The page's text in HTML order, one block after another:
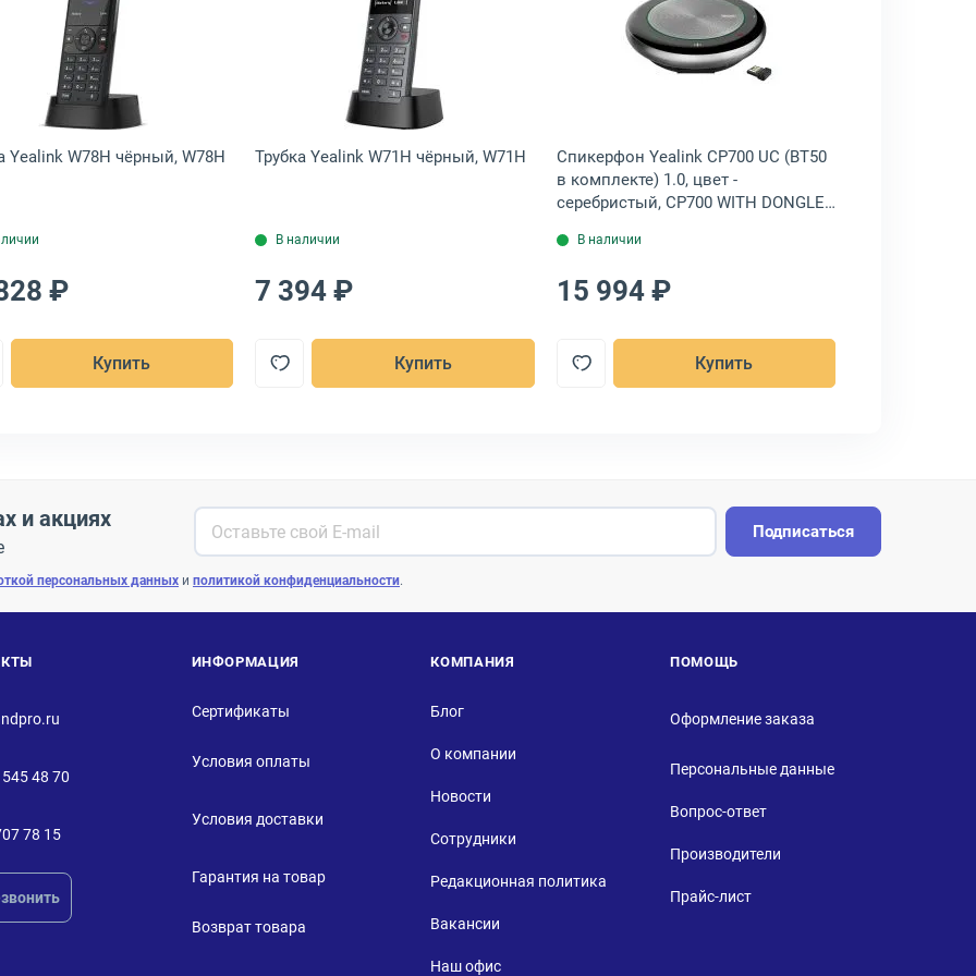
PA 5VDC 2A
IP Yealink W75 mini MC черный, W75 MINI MC
Открыть товар: Трубка Yealink W78H чёрный, W78H
Yealink W78H чёрный, W78H
₽
Купить
Открыть товар: Трубка Yealink W71H чёрный, W71H
Трубка Yealink W71H чёрный, W71H
В наличии
7 394 ₽
Купить
Открыть товар: Спикерфон Yealink
Спикерфон Yealink CP700 UC (BT50
в комплекте) 1.0, цвет -
серебристый, CP700 WITH DONGLE
В наличии
15 994 ₽
Купить
и акциях Подписаться
персональных данных и политикой конфиденциальности.
48 70
78 15
ИНФОРМАЦИЯ
Сертификаты
Условия оплаты
Условия доставки
Гарантия на товар
Возврат товара
КОМПАНИЯ
Блог
О компании
Новости
Сотрудники
Редакционная политика
Вакансии
Наш офис
ПОМОЩЬ
Оформление заказа
Персональные данные
Вопрос-ответ
Производители
Прайс-лист